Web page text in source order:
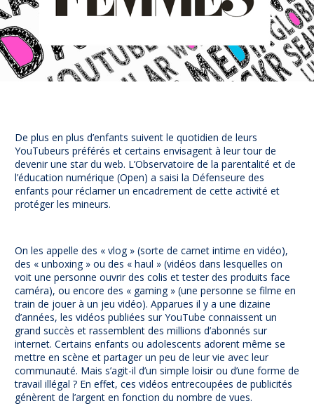
NUAJE : NUmérique et Appropriation par la Jeunesse
Parents Sentinelles des écrans
Pari Risqué : Prévenir l’addiction aux jeux d’argent en
ligne
Espace presse
De plus en plus d’enfants suivent le quotidien de leurs
YouTubeurs préférés et certains envisagent à leur tour de
devenir une star du web. L’Observatoire de la parentalité et de
l’éducation numérique (Open) a saisi la Défenseure des
enfants pour réclamer un encadrement de cette activité et
protéger les mineurs.
On les appelle des « vlog » (sorte de carnet intime en vidéo),
des « unboxing » ou des « haul » (vidéos dans lesquelles on
voit une personne ouvrir des colis et tester des produits face
caméra), ou encore des « gaming » (une personne se filme en
train de jouer à un jeu vidéo). Apparues il y a une dizaine
d’années, les vidéos publiées sur YouTube connaissent un
grand succès et rassemblent des millions d’abonnés sur
internet. Certains enfants ou adolescents adorent même se
mettre en scène et partager un peu de leur vie avec leur
communauté. Mais s’agit-il d’un simple loisir ou d’une forme de
travail illégal ? En effet, ces vidéos entrecoupées de publicités
génèrent de l’argent en fonction du nombre de vues.